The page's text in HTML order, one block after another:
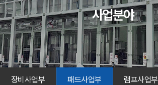
사업분야
장비사업부 패드사업부 램프사업부